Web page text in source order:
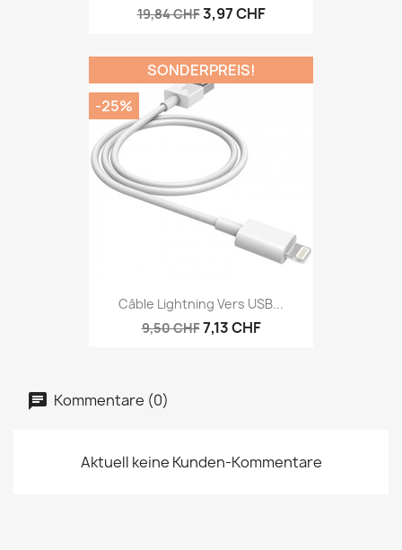
19,84 CHF3,97 CHF
Câble Lightning Vers USB...
9,50 CHF7,13 CHF
SONDERPREIS!
-25%
Kommentare (0)
Aktuell keine Kunden-Kommentare